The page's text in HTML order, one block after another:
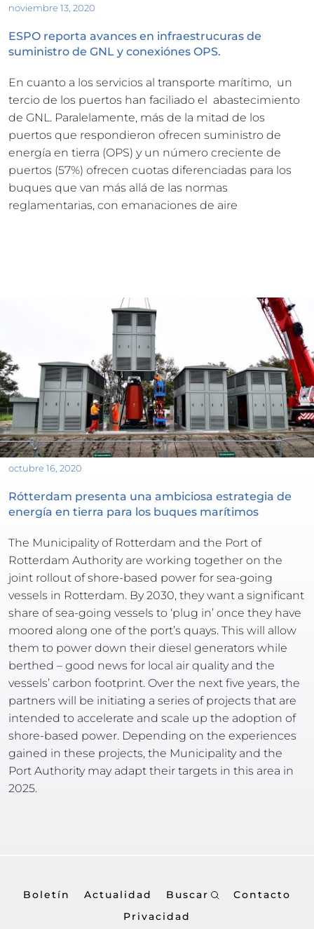
noviembre 13, 2020
ESPO reporta avances en infraestrucuras de
suministro de GNL y conexiónes OPS.
En cuanto a los servicios al transporte marítimo,  un
tercio de los puertos han faciliado el  abastecimiento
de GNL. Paralelamente, más de la mitad de los
puertos que respondieron ofrecen suministro de
energía en tierra (OPS) y un número creciente de
puertos (57%) ofrecen cuotas diferenciadas para los
buques que van más allá de las normas
reglamentarias, con emanaciones de aire
octubre 16, 2020
Rótterdam presenta una ambiciosa estrategia de
energía en tierra para los buques marítimos
The Municipality of Rotterdam and the Port of
Rotterdam Authority are working together on the
joint rollout of shore-based power for sea-going
vessels in Rotterdam. By 2030, they want a significant
share of sea-going vessels to ‘plug in’ once they have
moored along one of the port’s quays. This will allow
them to power down their diesel generators while
berthed – good news for local air quality and the
vessels’ carbon footprint. Over the next five years, the
partners will be initiating a series of projects that are
intended to accelerate and scale up the adoption of
shore-based power. Depending on the experiences
gained in these projects, the Municipality and the
Port Authority may adapt their targets in this area in
2025.
Boletín Actualidad Buscar
Contacto
Privacidad